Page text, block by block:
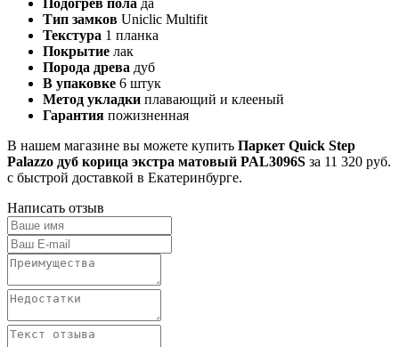
Подогрев пола да
Тип замков Uniclic Multifit
Текстура 1 планка
Покрытие лак
Порода древа дуб
В упаковке 6 штук
Метод укладки плавающий и клееный
Гарантия пожизненная
В нашем магазине вы можете купить Паркет Quick Step
Palazzo дуб корица экстра матовый PAL3096S за 11 320 руб.
с быстрой доставкой в Екатеринбурге.
Написать отзыв